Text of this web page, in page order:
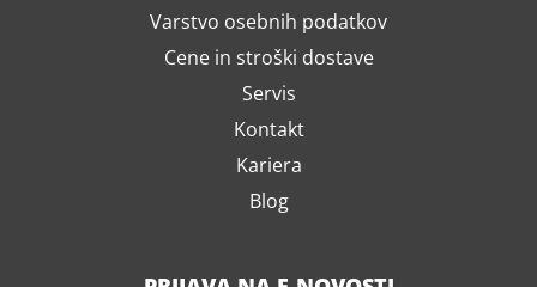
Varstvo osebnih podatkov
Cene in stroški dostave
Servis
Kontakt
Kariera
Blog